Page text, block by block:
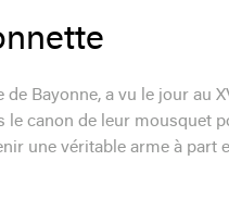
Bayonne, a vu le jour au
canon de leur mousquet
une véritable arme à part